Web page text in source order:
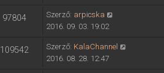
97804 Szerző: arpicska
2016. 09. 03. 19:02
109542 Szerző: KalaChannel
2016. 08. 28. 12:47